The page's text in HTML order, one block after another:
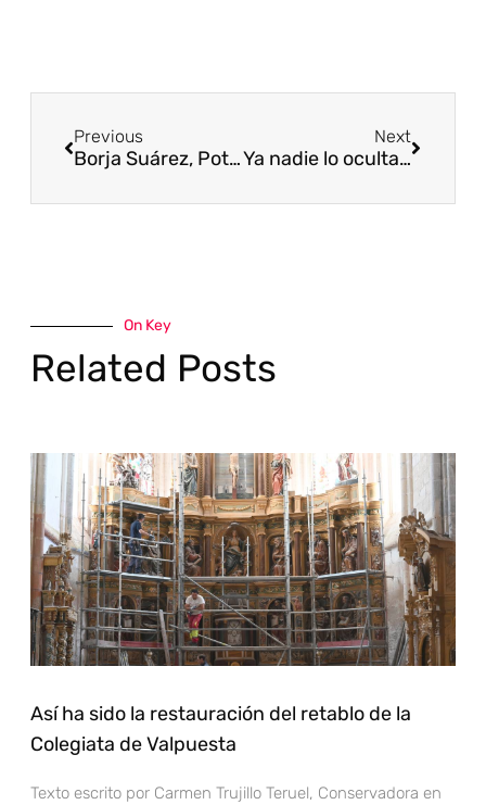
Previous
Borja Suárez, Potavoz del Gobierno. Diputación de Burgos.
Next
Ya nadie lo oculta: "La cuna del castellano está en Valpuesta"
On Key
Related Posts
Así ha sido la restauración del retablo de la
Colegiata de Valpuesta
Texto escrito por Carmen Trujillo Teruel, Conservadora en